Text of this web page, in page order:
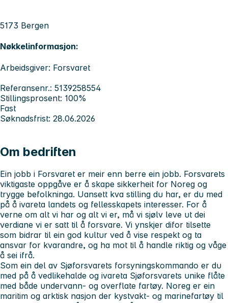
5173 Bergen
Nøkkelinformasjon:
Arbeidsgiver: Forsvaret
Referansenr.: 5139258554
Stillingsprosent: 100%
Fast
Søknadsfrist: 28.06.2026
Om bedriften
Ein jobb i Forsvaret er meir enn berre ein jobb. Forsvarets
viktigaste oppgåve er å skape sikkerheit for Noreg og
trygge befolkninga. Uansett kva stilling du har, er du med
på å ivareta landets og fellesskapets interesser. For å
verne om alt vi har og alt vi er, må vi sjølv leve ut dei
verdiane vi er satt til å forsvare. Vi ynskjer difor tilsette
som bidrar til ein god kultur ved å vise respekt og ta
ansvar for kvarandre, og ha mot til å handle riktig og våge
å sei ifrå.
Som ein del av Sjøforsvarets forsyningskommando er du
med på å vedlikehalde og ivareta Sjøforsvarets unike flåte
med både undervann- og overflate fartøy. Noreg er ein
maritim og arktisk nasjon der kystvakt- og marinefartøy til